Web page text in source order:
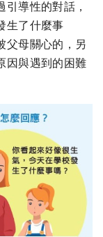
導性的對話，
生了什麼事
父母關心的，另
因與遇到的困難